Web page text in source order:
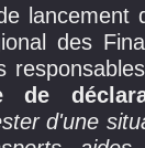
lancement
des
de
d'une